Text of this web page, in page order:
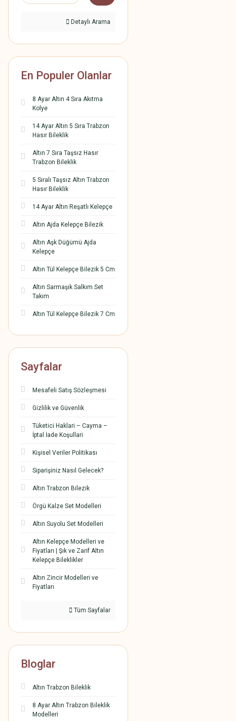
Detaylı Arama
En Populer Olanlar
8 Ayar Altın 4 Sıra Akıtma
Kolye
14 Ayar Altın 5 Sıra Trabzon
Hasır Bileklik
Altın 7 Sıra Taşsız Hasır
Trabzon Bileklik
5 Sıralı Taşsız Altın Trabzon
Hasır Bileklik
14 Ayar Altın Reşatlı Kelepçe
Altın Ajda Kelepçe Bilezik
Altın Aşk Düğümü Ajda
Kelepçe
Altın Tül Kelepçe Bilezik 5 Cm
Altın Sarmaşık Salkım Set
Takım
Altın Tül Kelepçe Bilezik 7 Cm
Sayfalar
Mesafeli Satış Sözleşmesi
Gizlilik ve Güvenlik
Tüketici Haklari – Cayma –
İptal İade Koşullari
Kişisel Veriler Politikası
Siparişiniz Nasıl Gelecek?
Altın Trabzon Bilezik
Örgü Kalze Set Modelleri
Altın Suyolu Set Modelleri
Altın Kelepçe Modelleri ve
Fiyatları | Şık ve Zarif Altın
Kelepçe Bileklikler
Altın Zincir Modelleri ve
Fiyatları
Tüm Sayfalar
Bloglar
Altın Trabzon Bileklik
8 Ayar Altın Trabzon Bileklik
Modelleri